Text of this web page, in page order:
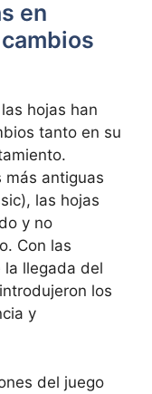
en
hojas han
tanto en su
más antiguas
las hojas
y no
Con las
la llegada del
los
y
del juego